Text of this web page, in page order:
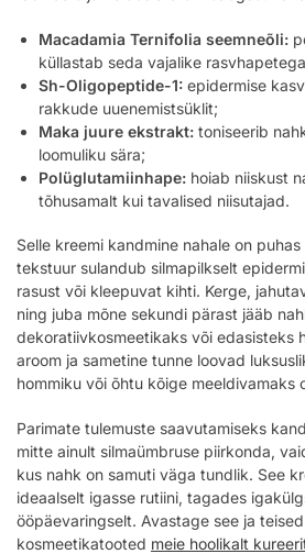
Macadamia Ternifolia seemneõli:
küllastab seda vajalike
Sh-Oligopeptide-1: epidermise
rakkude uuenemistsüklit;
Maka juure ekstrakt: toniseerib
loomuliku sära;
Polüglutamiinhape: hoiab niiskust
tõhusamalt kui tavalised niisutajad.
Selle kreemi kandmine nahale on
tekstuur sulandub silmapilkselt
rasust või kleepuvat kihti. Kerge,
ning juba mõne sekundi pärast jääb
dekoratiivkosmeetikaks või edasisteks
aroom ja sametine tunne loovad
hommiku või õhtu kõige meeldivamaks
Parimate tulemuste saavutamiseks
mitte ainult silmaümbruse piirkonda,
kus nahk on samuti väga tundlik. See
ideaalselt igasse rutiini, tagades
ööpäevaringselt. Avastage see ja
kosmeetikatooted meie hoolikalt